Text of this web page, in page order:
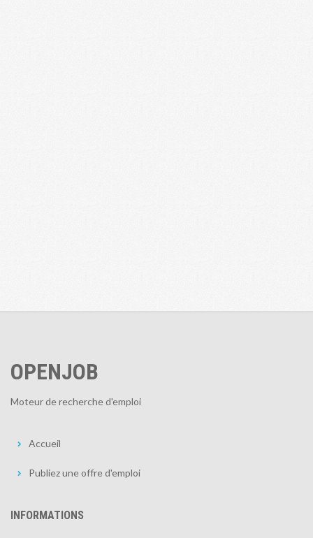
OPENJOB
Moteur de recherche d'emploi
Accueil
Publiez une offre d'emploi
INFORMATIONS